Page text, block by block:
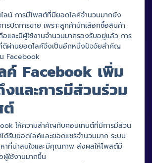
ลน์ การมีโพสต์ที่มียอดไลค์จำนวนมากยัง
ารปิดการขาย เพราะลูกค้ามักเลือกซื้อสินค้า
อและมีผู้ใช้งานจำนวนมากรองรับอยู่แล้ว การ
ผ่านยอดไลค์จึงเป็นอีกหนึ่งปัจจัยสำคัญ
Facebook
ค์ Facebook เพิ่ม
งและการมีส่วนร่วม
ต์
ให้ความสำคัญกับคอนเทนต์ที่มีการมีส่วน
ด้รับยอดไลค์และยอดแชร์จำนวนมาก ระบบ
าที่น่าสนใจและมีคุณภาพ ส่งผลให้โพสต์มี
ใช้งานมากขึ้น